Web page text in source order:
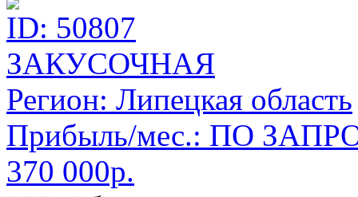
ID: 50807
ЗАКУСОЧНАЯ
Регион: Липецкая область
Прибыль/мес.: ПО
370 000р.